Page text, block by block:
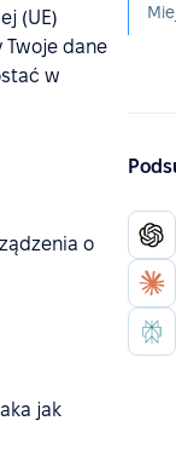
(UE)
dane
w
o
jak